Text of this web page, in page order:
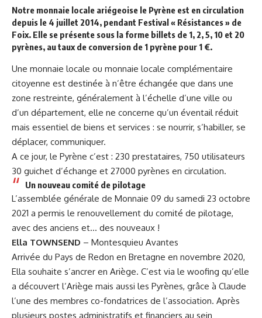
Notre monnaie locale ariégeoise le Pyrène est en circulation
depuis le 4 juillet 2014, pendant Festival « Résistances » de
Foix. Elle se présente sous la forme billets de 1, 2, 5, 10 et 20
pyrènes, au taux de conversion de 1 pyrène pour 1 €.
Une monnaie locale ou monnaie locale complémentaire
citoyenne est destinée à n’être échangée que dans une
zone restreinte, généralement à l’échelle d’une ville ou
d’un département, elle ne concerne qu’un éventail réduit
mais essentiel de biens et services : se nourrir, s’habiller, se
déplacer, communiquer.
A ce jour, le Pyrène c’est : 230 prestataires, 750 utilisateurs
30 guichet d’échange et 27000 pyrènes en circulation.
Un nouveau comité de pilotage
L’assemblée générale de Monnaie 09 du samedi 23 octobre
2021 a permis le renouvellement du comité de pilotage,
avec des anciens et… des nouveaux !
Ella TOWNSEND – Montesquieu Avantes
Arrivée du Pays de Redon en Bretagne en novembre 2020,
Ella souhaite s’ancrer en Ariège. C’est via le woofing qu’elle
a découvert l’Ariège mais aussi les Pyrènes, grâce à Claude
l’une des membres co-fondatrices de l’association. Après
plusieurs postes administratifs et financiers au sein